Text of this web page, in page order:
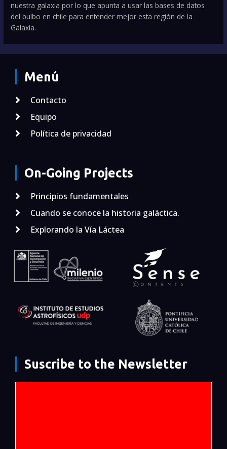
nuestra galaxia por lo que apunta a usar las bases de datos
del bulbo en chile para entender mejor esta región de la
Galaxia.
Menú
Contacto
Equipo
Política de privacidad
On-Going Projects
Principios fundamentales
Cuando se conoce la historia galáctica.
Explorando la Vía Láctea
Suscribe to the Newsletter